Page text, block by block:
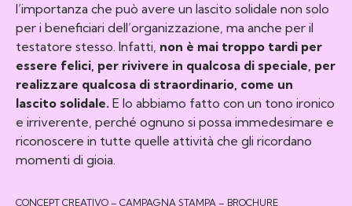
l’importanza che può avere un lascito solidale non solo
per i beneficiari dell’organizzazione, ma anche per il
testatore stesso. Infatti, non è mai troppo tardi per
essere felici, per rivivere in qualcosa di speciale, per
realizzare qualcosa di straordinario, come un
lascito solidale. E lo abbiamo fatto con un tono ironico
e irriverente, perché ognuno si possa immedesimare e
riconoscere in tutte quelle attività che gli ricordano
momenti di gioia.
CONCEPT CREATIVO – CAMPAGNA STAMPA – BROCHURE